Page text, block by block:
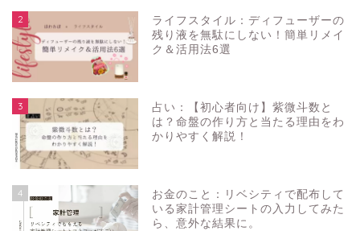
2
ライフスタイル：ディフューザーの
残り液を無駄にしない！簡単リメイ
ク＆活用法6選
3
占い：【初心者向け】紫微斗数と
は？命盤の作り方と当たる理由をわ
かりやすく解説！
4
お金のこと：リベシティで配布して
いる家計管理シートの入力してみた
ら、意外な結果に。